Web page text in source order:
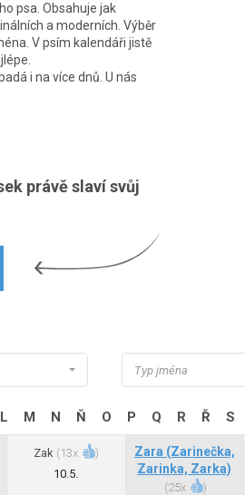
psa. Obsahuje jak
a moderních. Výběr
V psím kalendáři jistě
i na více dnů. U nás
právě slaví svůj
Typ jména
L M N Ň O P Q R Ř S
Zak (13x
)
10.5.
Zara (Zarinečka,
Zarinka, Zarka)
(25x
)